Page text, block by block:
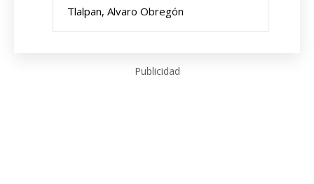
Tlalpan, Alvaro Obregón
Publicidad